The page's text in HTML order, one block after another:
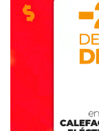
para que el
el paquete